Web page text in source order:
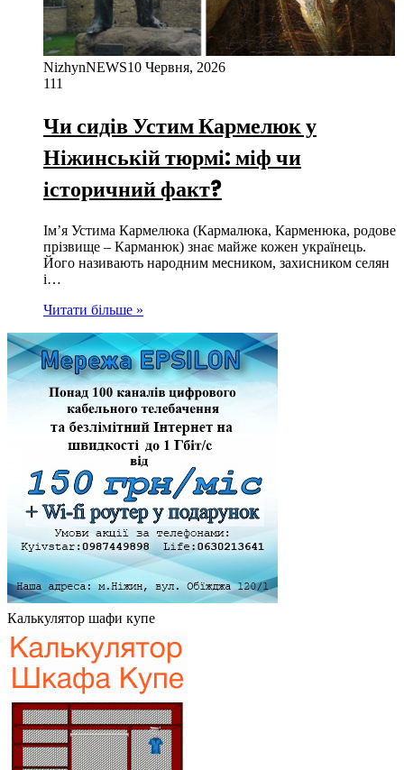
NizhynNEWS10 Червня, 2026
111
Чи сидів Устим Кармелюк у
Ніжинській тюрмі: міф чи
історичний факт?
Ім’я Устима Кармелюка (Кармалюка, Карменюка, родове
прізвище – Карманюк) знає майже кожен українець.
Його називають народним месником, захисником селян
і…
Читати більше »
Калькулятор шафи купе